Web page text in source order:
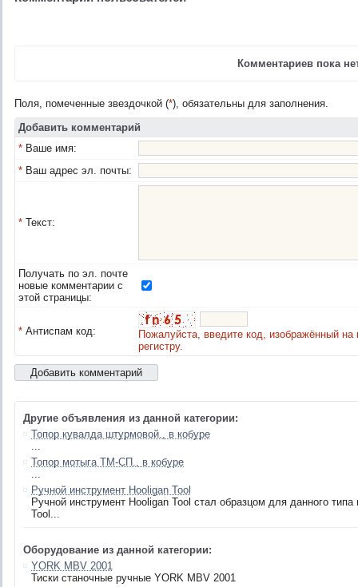
Комментариев пока
Поля, помеченные звездочкой (*), обязательны для заполнения.
Добавить комментарий
* Ваше имя:
* Ваш адрес эл. почты:
* Текст:
Получать по эл. почте
новые комментарии с
этой страницы:
* Антиспам код:
Пожалуйста, введите код, изображённый
регистру.
Другие объявления из данной категории:
Топор кувалда штурмовой., в кобуре
...
Топор мотыга ТМ-СП., в кобуре
...
Ручной инструмент Hooligan Tool
Ручной инструмент Hooligan Tool стал образцом для данного
Tool...
Оборудование из данной категории:
YORK MBV 2001
Тиски станочные ручные YORK MBV 2001